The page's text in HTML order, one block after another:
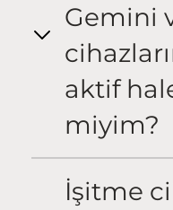
Gemini
aktif
miyim?
İşitme